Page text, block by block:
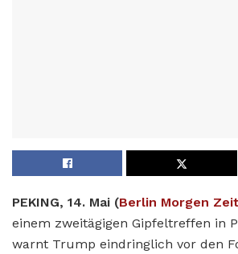
PEKING, 14. Mai (Berlin Morgen
einem zweitägigen Gipfeltreffen in
warnt Trump eindringlich vor den